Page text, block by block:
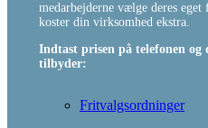
Fritvalgsordninger
medarbejderne vælge deres
koster din virksomhed ekstra.
Indtast prisen på telefonen
tilbyder: